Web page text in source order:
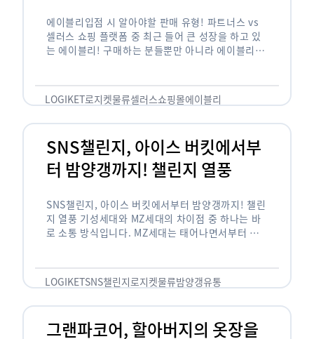
에이블리입점 시 알아야할 판매 유형! 파트너스 vs
셀러스 쇼핑 플랫폼 중 최근 들어 큰 성장을 하고 있
는 에이블리! 구매하는 분들뿐만 아니라 에이블리에
LOGIKET로지켓물류셀러스쇼핑몰에이블리
SNS챌린지, 아이스 버킷에서부
터 밤양갱까지! 챌린지 열풍
SNS챌린지, 아이스 버킷에서부터 밤양갱까지! 챌린
지 열풍 기성세대와 MZ세대의 차이점 중 하나는 바
로 소통 방식입니다. MZ세대는 태어나면서부터 디
도 능숙한 …
LOGIKETSNS챌린지로지켓물류밤양갱유통
그랜파코어, 할아버지의 옷장을